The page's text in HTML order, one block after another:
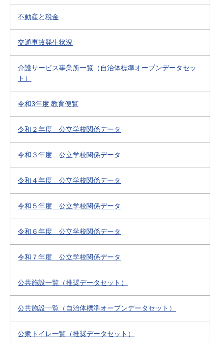
不動産と税金
交通事故発生状況
介護サービス事業所一覧（自治体標準オープンデータセッ
ト）
令和3年度 教育便覧
令和２年度 公立学校関係データ
令和３年度 公立学校関係データ
令和４年度 公立学校関係データ
令和５年度 公立学校関係データ
令和６年度 公立学校関係データ
令和７年度 公立学校関係データ
公共施設一覧（推奨データセット）
公共施設一覧（自治体標準オープンデータセット）
公衆トイレ一覧（推奨データセット）